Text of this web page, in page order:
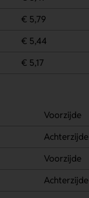
€ 5,79
€ 5,44
€ 5,17
Voorzijde
Achterzijde
Voorzijde
Achterzijde